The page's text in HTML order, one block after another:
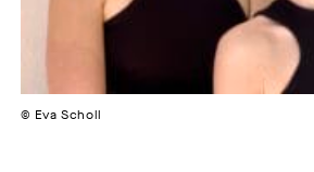
© Eva Scholl